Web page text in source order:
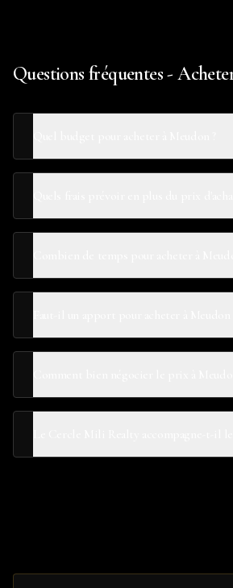
Questions fréquentes -